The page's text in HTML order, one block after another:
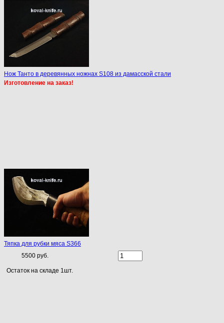
Нож Танто в деревянных ножнах S108 из дамасской стали
Изготовление на заказ!
Тяпка для рубки мяса S366
5500 руб.
Остаток на складе 1шт.